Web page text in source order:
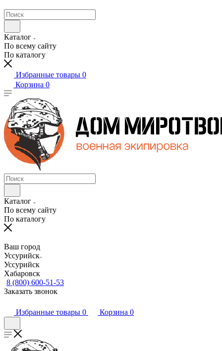
Каталог
По всему сайту
По каталогу
Избранные товары 0
Корзина 0
Каталог
По всему сайту
По каталогу
Ваш город
Уссурийск
Уссурийск
Хабаровск
8 (800) 600-51-53
Заказать звонок
Избранные товары 0 Корзина 0